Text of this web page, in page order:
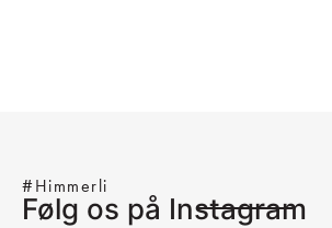
#Himmerli
Følg os på Instagram